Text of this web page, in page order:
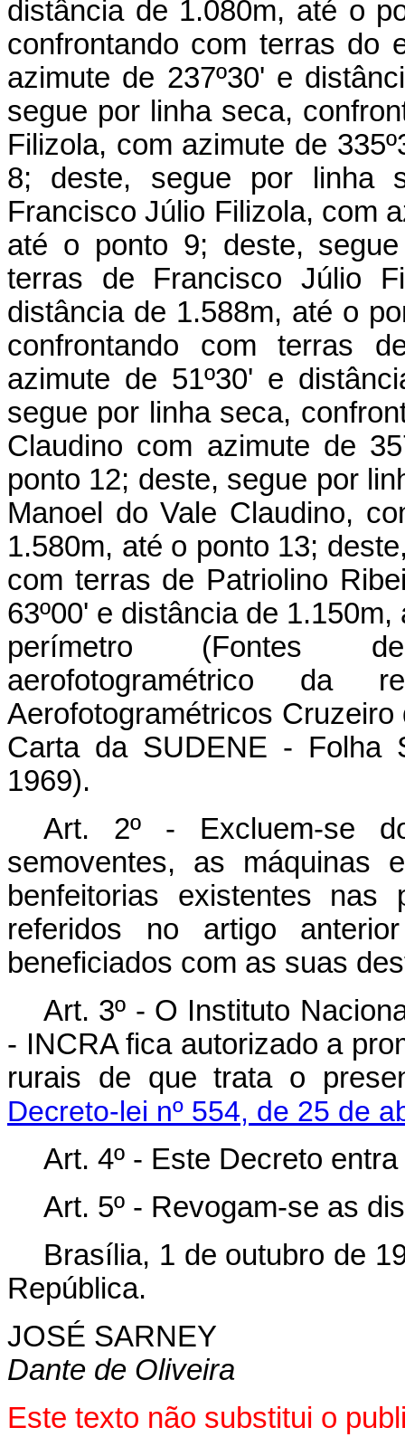
distância de 1.080m, até o
confrontando com terras do
azimute de 237º30' e
segue por linha seca,
Filizola, com azimute de
8; deste, segue por linha
Francisco Júlio Filizola, com
até o ponto 9; deste,
terras de Francisco Júlio
distância de 1.588m, até o
confrontando com terras
azimute de 51º30' e
segue por linha seca,
Claudino com azimute de
ponto 12; deste, segue por
Manoel do Vale Claudino,
1.580m, até o ponto 13;
com terras de Patriolino
63º00' e distância de
perímetro (Fontes de
aerofotogramétrico da
Aerofotogramétricos
Carta da SUDENE - Folha
1969).
Art. 2º - Excluem-se
semoventes, as máquinas
benfeitorias existentes
referidos no artigo
beneficiados com as suas
Art. 3º - O Instituto
- INCRA fica autorizado a
rurais de que trata o
Decreto-lei nº 554, de 25 de
Art. 4º - Este Decreto
Art. 5º - Revogam-se as
Brasília, 1 de outubro de
República.
JOSÉ SARNEY
Dante de Oliveira
Este texto não substitui o